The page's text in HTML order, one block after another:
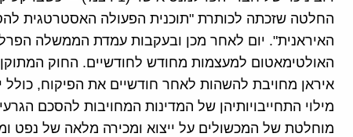
החלטה שזכתה לכותרת "תוכנית הפעולה האסטרטגית
האיראנית". יום לאחר מכן ובעקבות עמדת הממשלה
האולטימאטום למעצמות מחודש לחודשיים. החוק
איראן מחויבת להשהות לאחר חודשיים את הפיקוח,
מילוי התחייבויותיהן של המדינות המחויבות להסכם
מוחלטת של המכשולים על ייצוא ומכירה מלאה של נפט